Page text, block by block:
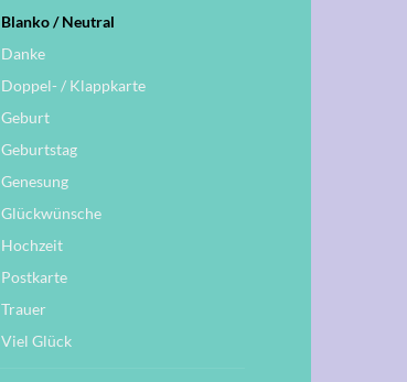
Blanko / Neutral
Danke
Doppel- / Klappkarte
Geburt
Geburtstag
Genesung
Glückwünsche
Hochzeit
Postkarte
Trauer
Viel Glück